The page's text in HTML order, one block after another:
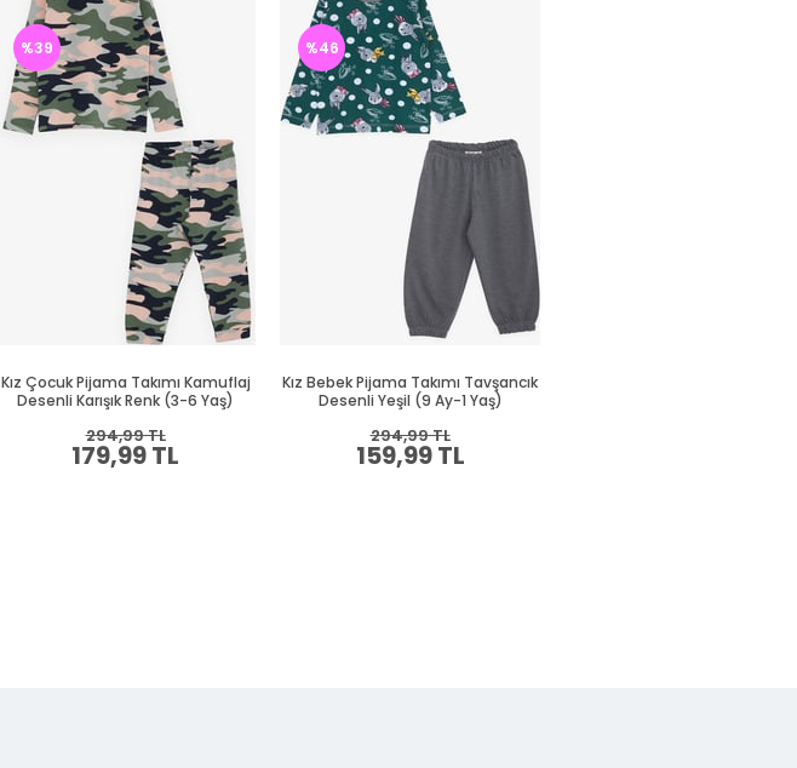
Kız Çocuk Pijama Takımı Kamuflaj
Desenli Karışık Renk (3-6 Yaş)
179,99 TL
294,99 TL
%39
Kız Bebek Pijama Takımı Tavşancık
Desenli Yeşil (9 Ay-1 Yaş)
159,99 TL
294,99 TL
%46